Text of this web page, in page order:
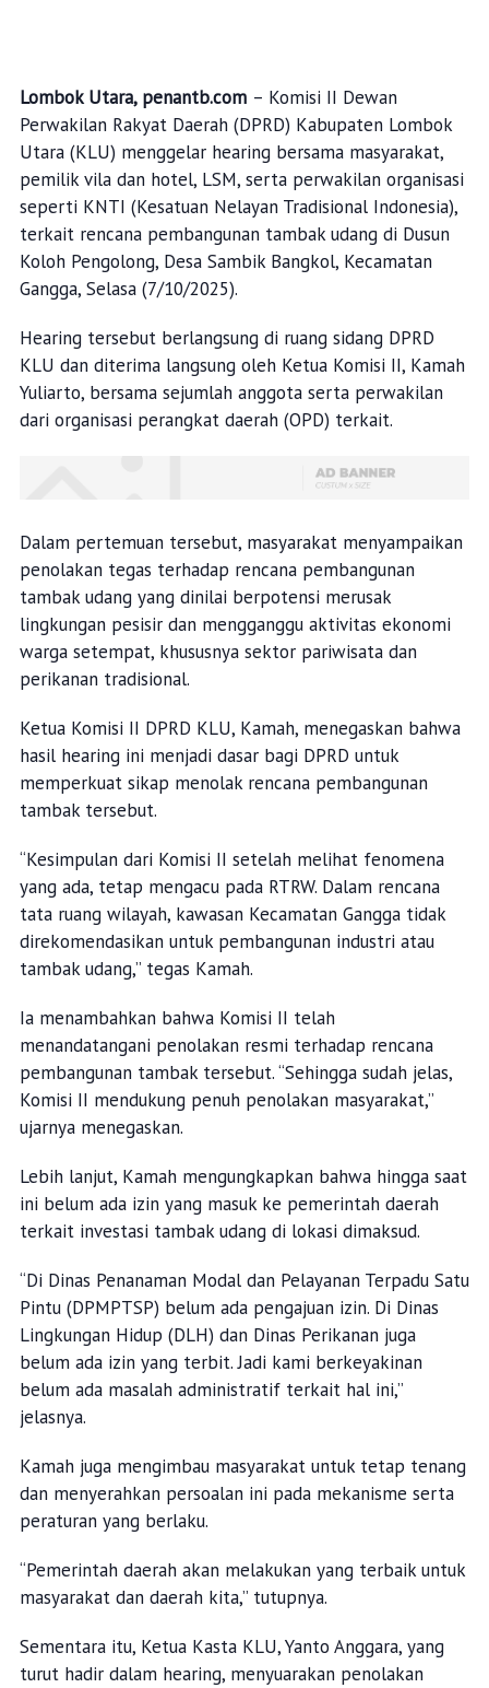
Lombok Utara, penantb.com – Komisi II Dewan
Perwakilan Rakyat Daerah (DPRD) Kabupaten Lombok
Utara (KLU) menggelar hearing bersama masyarakat,
pemilik vila dan hotel, LSM, serta perwakilan organisasi
seperti KNTI (Kesatuan Nelayan Tradisional Indonesia),
terkait rencana pembangunan tambak udang di Dusun
Koloh Pengolong, Desa Sambik Bangkol, Kecamatan
Gangga, Selasa (7/10/2025).
Hearing tersebut berlangsung di ruang sidang DPRD
KLU dan diterima langsung oleh Ketua Komisi II, Kamah
Yuliarto, bersama sejumlah anggota serta perwakilan
dari organisasi perangkat daerah (OPD) terkait.
Dalam pertemuan tersebut, masyarakat menyampaikan
penolakan tegas terhadap rencana pembangunan
tambak udang yang dinilai berpotensi merusak
lingkungan pesisir dan mengganggu aktivitas ekonomi
warga setempat, khususnya sektor pariwisata dan
perikanan tradisional.
Ketua Komisi II DPRD KLU, Kamah, menegaskan bahwa
hasil hearing ini menjadi dasar bagi DPRD untuk
memperkuat sikap menolak rencana pembangunan
tambak tersebut.
“Kesimpulan dari Komisi II setelah melihat fenomena
yang ada, tetap mengacu pada RTRW. Dalam rencana
tata ruang wilayah, kawasan Kecamatan Gangga tidak
direkomendasikan untuk pembangunan industri atau
tambak udang,” tegas Kamah.
Ia menambahkan bahwa Komisi II telah
menandatangani penolakan resmi terhadap rencana
pembangunan tambak tersebut. “Sehingga sudah jelas,
Komisi II mendukung penuh penolakan masyarakat,”
ujarnya menegaskan.
Lebih lanjut, Kamah mengungkapkan bahwa hingga saat
ini belum ada izin yang masuk ke pemerintah daerah
terkait investasi tambak udang di lokasi dimaksud.
“Di Dinas Penanaman Modal dan Pelayanan Terpadu Satu
Pintu (DPMPTSP) belum ada pengajuan izin. Di Dinas
Lingkungan Hidup (DLH) dan Dinas Perikanan juga
belum ada izin yang terbit. Jadi kami berkeyakinan
belum ada masalah administratif terkait hal ini,”
jelasnya.
Kamah juga mengimbau masyarakat untuk tetap tenang
dan menyerahkan persoalan ini pada mekanisme serta
peraturan yang berlaku.
“Pemerintah daerah akan melakukan yang terbaik untuk
masyarakat dan daerah kita,” tutupnya.
Sementara itu, Ketua Kasta KLU, Yanto Anggara, yang
turut hadir dalam hearing, menyuarakan penolakan